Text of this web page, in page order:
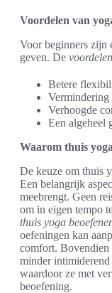
Voordelen van
Voor beginners zijn
geven. De
Betere
Vermindering
Verhoogde
Een algeheel
Waarom thuis
De keuze om thuis
Een belangrijk
meebrengt. Geen
om in eigen tempo
thuis yoga
oefeningen kan
comfort. Bovendien
minder
waardoor ze met
beoefening.